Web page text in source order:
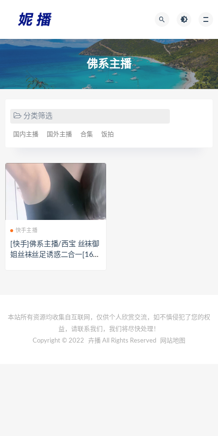
佛系主播
分类筛选
国内主播 国外主播 合集 饭拍
快手主播
[快手]佛系主播/西宝 丝袜御
姐丝袜丝足诱惑二合一[16V/
本站所有资源均收集自互联网，仅供个人欣赏交流，如不慎侵犯了您的权
益，请联系我们，我们将尽快处理！
Copyright © 2022
卉播 All Rights Reserved 网站地图